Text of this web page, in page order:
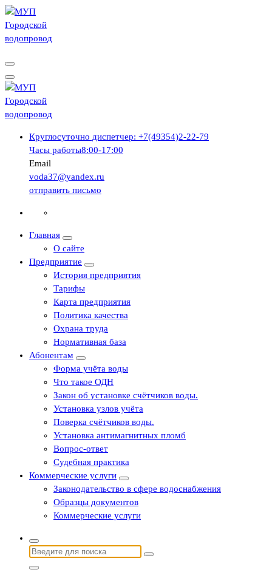
Перейти
к
содержимому
г.Вичуга, Ивановской области
г.Вичуга, Ивановской области
Круглосуточно диспетчер: +7(49354)2-22-79
Часы работы8:00-17:00
Email
voda37@yandex.ru
отправить письмо
Главная
О сайте
Предприятие
История предприятия
Тарифы
Карта предприятия
Политика качества
Охрана труда
Нормативная база
Абонентам
Форма учёта воды
Что такое ОДН
Закон об установке счётчиков воды.
Установка узлов учёта
Поверка счётчиков воды.
Установка антимагнитных пломб
Вопрос-ответ
Судебная практика
Коммерческие услуги
Законодательство в сфере водоснабжения
Образцы документов
Коммерческие услуги
Найти: